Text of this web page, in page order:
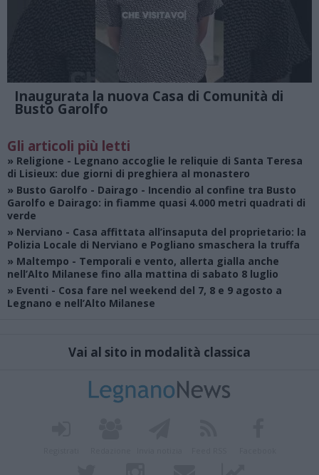
Inaugurata la nuova Casa di Comunità di
Busto Garolfo
Gli articoli più letti
» Religione - Legnano accoglie le reliquie di Santa Teresa
di Lisieux: due giorni di preghiera al monastero
» Busto Garolfo - Dairago - Incendio al confine tra Busto
Garolfo e Dairago: in fiamme quasi 4.000 metri quadrati di
verde
» Nerviano - Casa affittata all’insaputa del proprietario: la
Polizia Locale di Nerviano e Pogliano smaschera la truffa
» Maltempo - Temporali e vento, allerta gialla anche
nell’Alto Milanese fino alla mattina di sabato 8 luglio
» Eventi - Cosa fare nel weekend del 7, 8 e 9 agosto a
Legnano e nell’Alto Milanese
Vai al sito in modalità classica